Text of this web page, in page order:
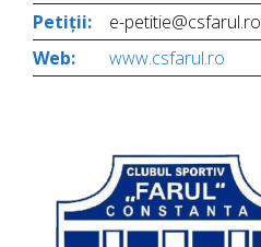
Petiții:
e-petitie@csfarul.ro
Web:
www.csfarul.ro